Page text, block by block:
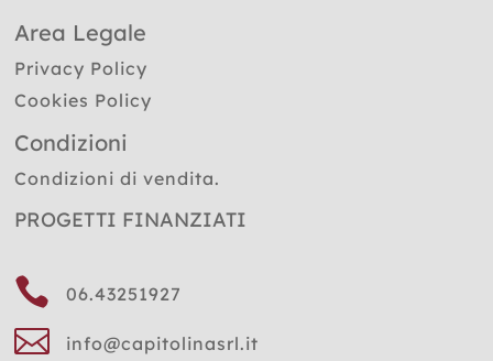
Area Legale
Privacy Policy
Cookies Policy
Condizioni
Condizioni di vendita.
PROGETTI FINANZIATI
 06.43251927
 info@capitolinasrl.it